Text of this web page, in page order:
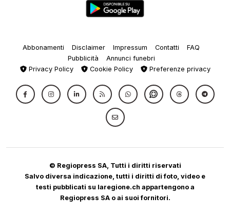
Abbonamenti Disclaimer Impressum Contatti
FAQ
Pubblicità
Annunci funebri
Privacy Policy
Cookie Policy Preferenze privacy
© Regiopress SA, Tutti i diritti riservati
Salvo diversa indicazione, tutti i diritti di foto, video e
testi pubblicati su laregione.ch appartengono a
Regiopress SA o ai suoi fornitori.